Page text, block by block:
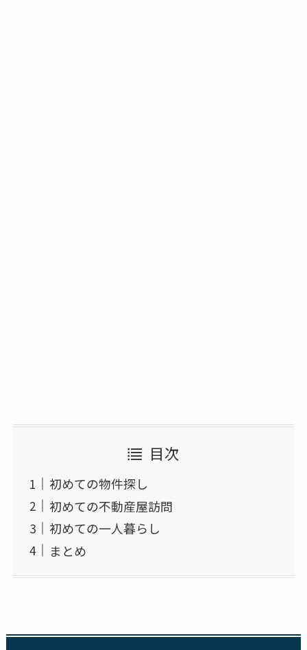
目次
初めての物件探し
初めての不動産屋訪問
初めての一人暮らし
まとめ